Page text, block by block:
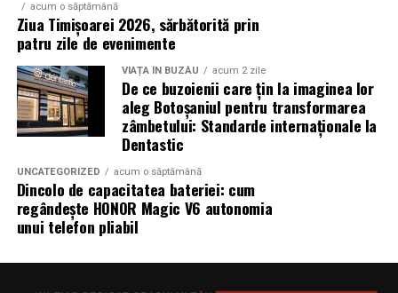
susținerea unei rutine mai echilibrate.
Astfel, funcțiile avansate de monitorizare sportivă sunt
completate de instrumente dedicate sănătății și stării de
bine, pentru o experiență care continuă și dincolo de
antrenament.
HONOR Watch 6 este disponibil în România în
variantele de culoare Twilight Brown și Shadow Black, la
prețurile recomandate de 1.199 lei, respectiv 1.099 lei
iar până pe 31 august acesta vine cu o reducere de 100
acum o săptămână
Ziua Timișoarei 2026, sărbătorită prin
patru zile de evenimente
VIAȚA ÎN BUZĂU acum 2 zile
De ce buzoienii care țin la imaginea lor
aleg Botoșaniul pentru transformarea
zâmbetului: Standarde internaționale la
Dentastic
UNCATEGORIZED acum o săptămână
Dincolo de capacitatea bateriei: cum
regândește HONOR Magic V6 autonomia
unui telefon pliabil